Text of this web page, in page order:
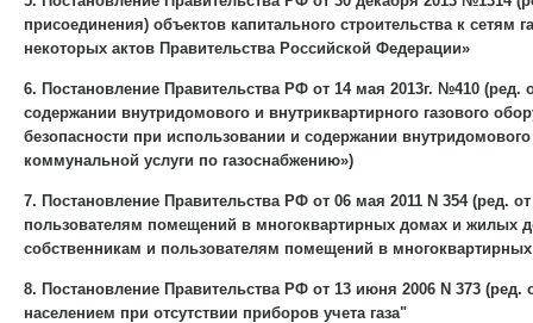
присоединения) объектов капитального строительства к
некоторых актов Правительства Российской Федерации»
6. Постановление Правительства РФ от 14 мая 2013г. №410
содержании внутридомового и внутриквартирного газового
безопасности при использовании и содержании
коммунальной услуги по газоснабжению»)
7. Постановление Правительства РФ от 06 мая 2011 N 354 (ред.
пользователям помещений в многоквартирных домах и жилых
собственникам и пользователям помещений в
8. Постановление Правительства РФ от 13 июня 2006 N 373
населением при отсутствии приборов учета газа"